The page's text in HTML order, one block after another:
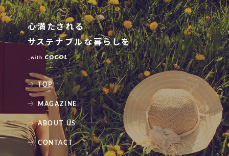
心満たされる
サステナブルな暮らしを
_with
TOP
MAGAZINE
ABOUT US
CONTACT